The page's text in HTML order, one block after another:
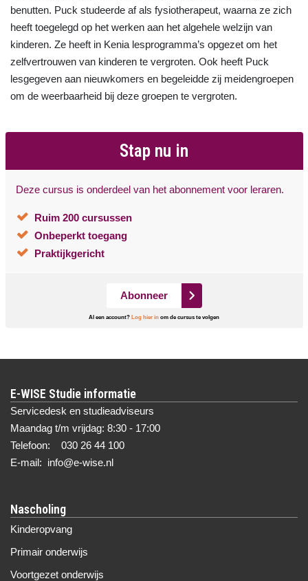
benutten. Puck studeerde af als fysiotherapeut, waarna ze zich
heeft toegelegd op het werken aan het algehele welzijn van
kinderen. Ze heeft in Kenia lesprogramma’s opgezet om het
zelfvertrouwen van kinderen te vergroten. Ook heeft Puck
lesgegeven aan nieuwkomers en begeleidde zij meidengroepen
om de weerbaarheid bij deze groepen te vergroten.
Stap nu in
Deze cursus is onderdeel van het abonnement voor leraren.
Ruim 200 cursussen
Onbeperkt toegang
Praktijkgericht
Abonneer
Al een account? Log hier in om de cursus te volgen
E-WISE Studie informatie
Servicedesk en studieadviseurs
Maandag t/m vrijdag: 8:30 - 17:00
Telefoon: 030 26 44 100
E-mail: info@e-wise.nl
Nascholing
Kinderopvang
Primair onderwijs
Voortgezet onderwijs